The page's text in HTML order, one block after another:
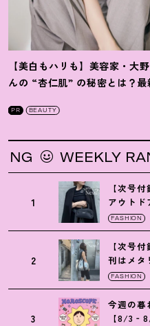
【美白もハリも】美容家・大
んの “杏仁肌” の秘密とは ？ 最
PR BEAUTY
WEEKLY
1
【次号
アウトド
トの黒シ
FASHION
2
【次号
刊はメタ
の保冷バ
FASHION
3
今週の暮
【8/